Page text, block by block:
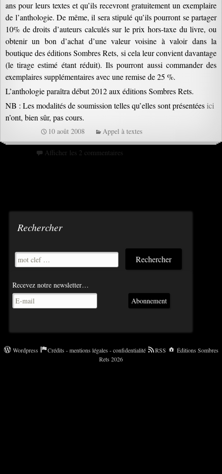
ans pour leurs textes et qu’ils recevront gratuitement un exemplaire
de l’anthologie. De même, il sera stipulé qu’ils pourront se partager
10% de droits d’auteurs calculés sur le prix hors-taxe du livre, ou
obtenir un bon d’achat d’une valeur voisine à valoir dans la
boutique des éditions Sombres Rets, si cela leur convient davantage
(le tirage estimé étant réduit). Ils pourront aussi commander des
exemplaires supplémentaires avec une remise de 25 %.
L’anthologie paraîtra début 2012 aux éditions Sombres Rets.
NB : Les modalités de soumission telles qu’elles sont présentées ici
n’ont, bien sûr, pas cours.
10 août 2008 Appel à textes
Afficher les 2 commentaires
Rechercher
Recevez notre newsletter…
Abonnement
Wordpress Crédits - mentions légales - confidentialité RSS
Éditions Sombres
Rets 2026